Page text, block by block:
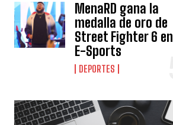
MenaRD gana la
medalla de oro de
Street Fighter 6 en
E-Sports
DEPORTES